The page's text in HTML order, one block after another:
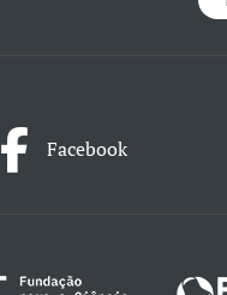
Facebook